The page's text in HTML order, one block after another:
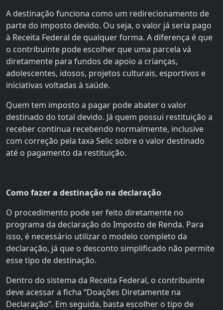
A destinação funciona como um redirecionamento de
parte do imposto devido. Ou seja, o valor já seria pago
à Receita Federal de qualquer forma. A diferença é que
o contribuinte pode escolher que uma parcela vá
diretamente para fundos de apoio a crianças,
adolescentes, idosos, projetos culturais, esportivos e
iniciativas voltadas à saúde.
Quem tem imposto a pagar pode abater o valor
destinado do total devido. Já quem possui restituição a
receber continua recebendo normalmente, inclusive
com correção pela taxa Selic sobre o valor destinado
até o pagamento da restituição.
Como fazer a destinação na declaração
O procedimento pode ser feito diretamente no
programa da declaração do Imposto de Renda. Para
isso, é necessário utilizar o modelo completo da
declaração, já que o desconto simplificado não permite
esse tipo de destinação.
Dentro do sistema da Receita Federal, o contribuinte
deve acessar a ficha “Doações Diretamente na
Declaração”. Em seguida, basta escolher o tipo de